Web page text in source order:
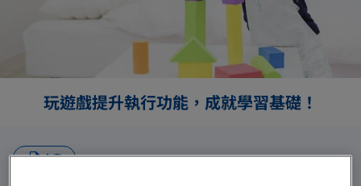
玩遊戲提升執行功能，成就學習基礎！
文章